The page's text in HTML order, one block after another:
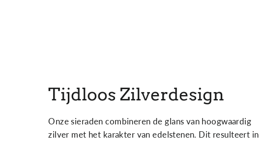
Tijdloos Zilverdesign
Onze sieraden combineren de glans van hoogwaardig
zilver met het karakter van edelstenen. Dit resulteert in